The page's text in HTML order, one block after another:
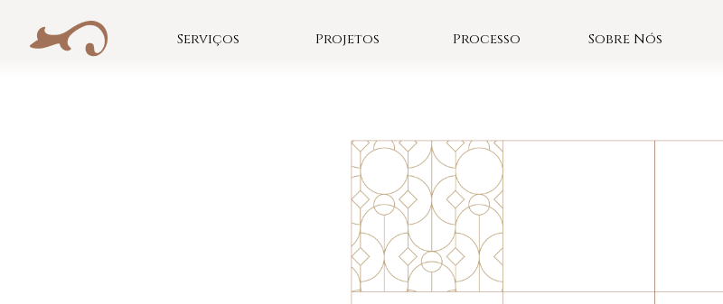
Serviços Projetos Processo Sobre Nós